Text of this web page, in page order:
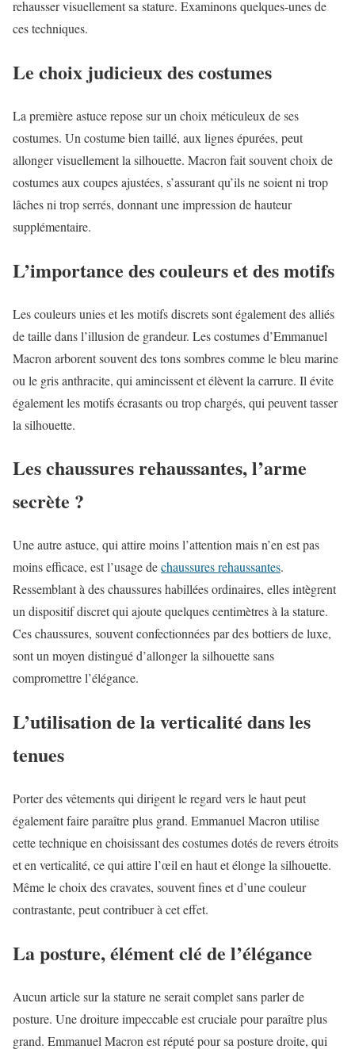
rehausser visuellement sa stature. Examinons quelques-unes de
ces techniques.
Le choix judicieux des costumes
La première astuce repose sur un choix méticuleux de ses
costumes. Un costume bien taillé, aux lignes épurées, peut
allonger visuellement la silhouette. Macron fait souvent choix de
costumes aux coupes ajustées, s’assurant qu’ils ne soient ni trop
lâches ni trop serrés, donnant une impression de hauteur
supplémentaire.
L’importance des couleurs et des motifs
Les couleurs unies et les motifs discrets sont également des alliés
de taille dans l’illusion de grandeur. Les costumes d’Emmanuel
Macron arborent souvent des tons sombres comme le bleu marine
ou le gris anthracite, qui amincissent et élèvent la carrure. Il évite
également les motifs écrasants ou trop chargés, qui peuvent tasser
la silhouette.
Les chaussures rehaussantes, l’arme
secrète ?
Une autre astuce, qui attire moins l’attention mais n’en est pas
moins efficace, est l’usage dechaussures rehaussantes.
Ressemblant à des chaussures habillées ordinaires, elles intègrent
un dispositif discret qui ajoute quelques centimètres à la stature.
Ces chaussures, souvent confectionnées par des bottiers de luxe,
sont un moyen distingué d’allonger la silhouette sans
compromettre l’élégance.
L’utilisation de la verticalité dans les
tenues
Porter des vêtements qui dirigent le regard vers le haut peut
également faire paraître plus grand. Emmanuel Macron utilise
cette technique en choisissant des costumes dotés de revers étroits
et en verticalité, ce qui attire l’œil en haut et élonge la silhouette.
Même le choix des cravates, souvent fines et d’une couleur
contrastante, peut contribuer à cet effet.
La posture, élément clé de l’élégance
Aucun article sur la stature ne serait complet sans parler de
posture. Une droiture impeccable est cruciale pour paraître plus
grand. Emmanuel Macron est réputé pour sa posture droite, qui